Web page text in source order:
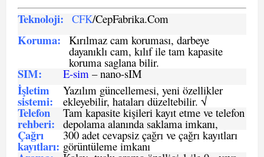
Teknoloji: CFK/CepFabrika.Com
Koruma: Kırılmaz cam koruması, darbeye
dayanıklı cam, kılıf ile tam kapasite
koruma saglana bilir.
SIM: E-sim – nano-sIM
İşletim
sistemi:
Yazılım güncellemesi, yeni özellikler
ekleyebilir, hataları düzeltebilir. √
Telefon
rehberi:
Tam kapasite kişileri kayıt etme ve telefon
depolama alanında saklama imkanı,
Çağrı
kayıtları:
300 adet cevapsiz çağrı ve çağrı kayıtları
görüntüleme imkanı